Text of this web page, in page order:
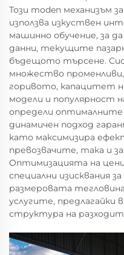
Този moden механизъм
използва изкуствен
машинно обучение, за
данни, текущите
бъдещото търсене.
множество
горивото, капацитет
модели и популярност
определи оптималните
динамичен подход
като максимизира
превозвачите, така и
Оптимизацията на
специални изисквания
размеровата
услугите, предлагайки
структура на